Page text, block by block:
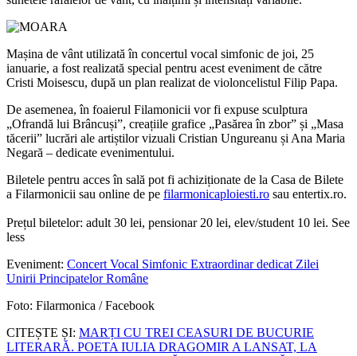
Mașina de vânt utilizată în concertul vocal simfonic de joi, 25
ianuarie, a fost realizată special pentru acest eveniment de către
Cristi Moisescu, după un plan realizat de violoncelistul Filip Papa.
De asemenea, în foaierul Filamonicii vor fi expuse sculptura
„Ofrandă lui Brâncuși”, creațiile grafice „Pasărea în zbor” și „Masa
tăcerii” lucrări ale artiștilor vizuali Cristian Ungureanu și Ana Maria
Negară – dedicate evenimentului.
Biletele pentru acces în sală pot fi achiziționate de la Casa de Bilete
a Filarmonicii sau online de pe filarmonicaploiesti.ro sau entertix.ro.
Prețul biletelor: adult 30 lei, pensionar 20 lei, elev/student 10 lei. See
less
Eveniment: Concert Vocal Simfonic Extraordinar dedicat Zilei
Unirii Principatelor Române
Foto: Filarmonica / Facebook
CITEȘTE ȘI: MARȚI CU TREI CEASURI DE BUCURIE
LITERARĂ. POETA IULIA DRAGOMIR A LANSAT, LA